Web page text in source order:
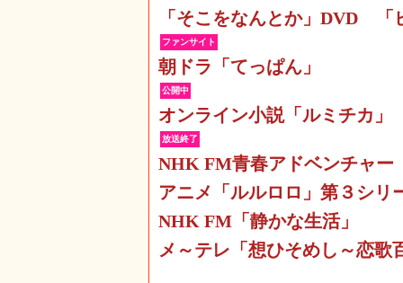
「そこをなんとか」DVD
ファンサイト
朝ドラ「てっぱん」
公開中
オンライン小説「ルミチカ」
放送終了
NHK FM青春アドベンチャー
アニメ「ルルロロ」第３シリ
NHK FM「静かな生活」
メ～テレ「想ひそめし～恋歌